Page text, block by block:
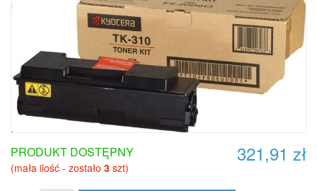
321,91 zł
PRODUKT DOSTĘPNY
(mała ilość - zostało 3 szt)